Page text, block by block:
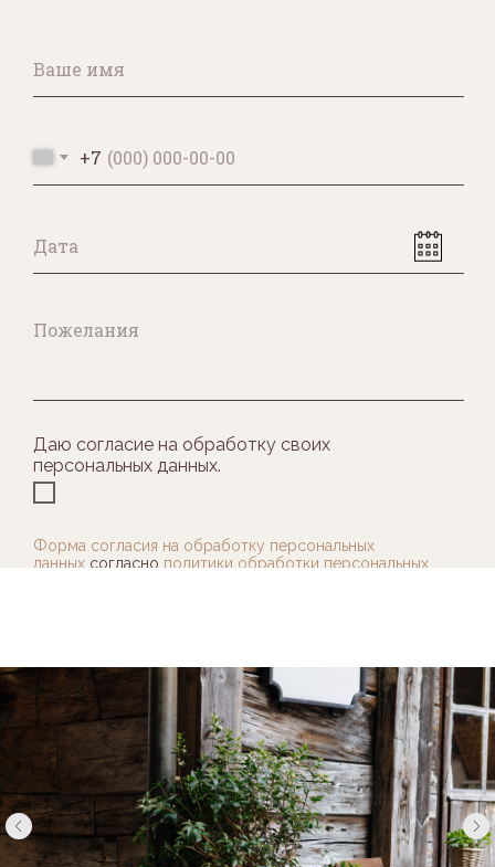
+7
Даю согласие на обработку своих
персональных данных.
Форма согласия на обработку персональных
данных согласно политики обработки персональных
отправить